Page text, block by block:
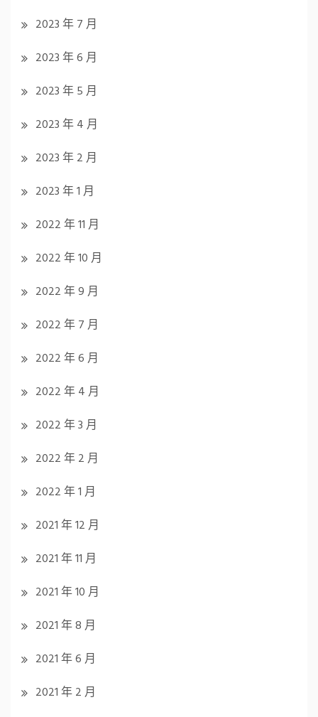
2023 年 7 月
2023 年 6 月
2023 年 5 月
2023 年 4 月
2023 年 2 月
2023 年 1 月
2022 年 11 月
2022 年 10 月
2022 年 9 月
2022 年 7 月
2022 年 6 月
2022 年 4 月
2022 年 3 月
2022 年 2 月
2022 年 1 月
2021 年 12 月
2021 年 11 月
2021 年 10 月
2021 年 8 月
2021 年 6 月
2021 年 2 月